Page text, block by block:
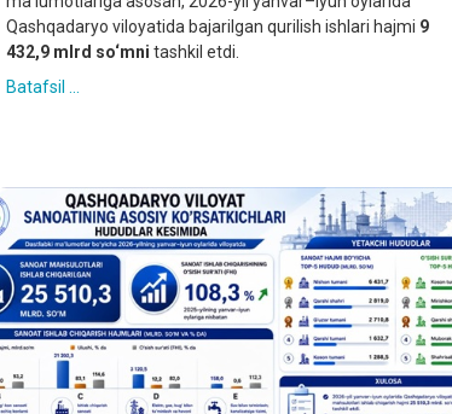
Qashqadaryo viloyatida bajarilgan qurilish ishlari hajmi 9
432,9 mlrd so‘mni tashkil etdi.
Batafsil ...